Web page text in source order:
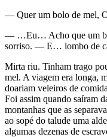
— Quer um bolo de mel,
— …Eu… Acho que um
sorriso. — E… lombo de
Mirta riu. Tinham trago
mel. A viagem era longa,
doariam veleiros de
Foi assim quando saíram
montanhas que as
ao sopé do talude uma
algumas dezenas de